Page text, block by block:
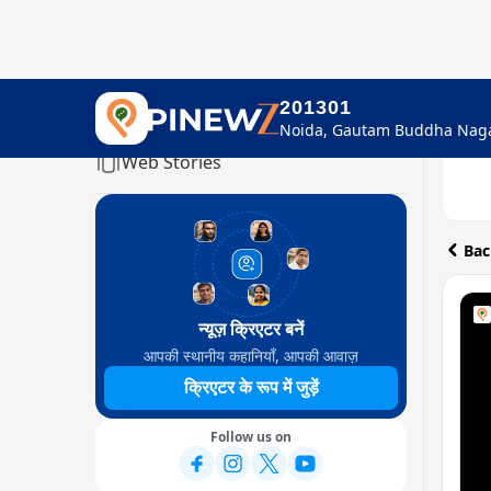
201301
Home
Web Stories
न्यूज़ क्रिएटर बनें
आपकी स्थानीय कहानियाँ, आपकी आवाज़
क्रिएटर के रूप में जुड़ें
Follow us on